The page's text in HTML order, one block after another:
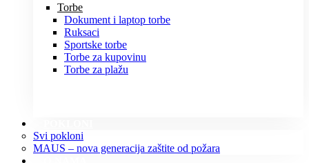
Torbe
Dokument i laptop torbe
Ruksaci
Sportske torbe
Torbe za kupovinu
Torbe za plažu
Svi pokloni
MAUS – nova generacija zaštite od požara